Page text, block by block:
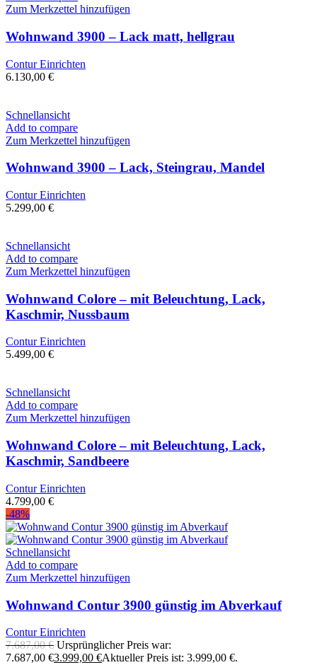
Zum Merkzettel hinzufügen
Wohnwand 3900 – Lack matt, hellgrau
Contur Einrichten
6.130,00 €
Schnellansicht
Add to compare
Zum Merkzettel hinzufügen
Wohnwand 3900 – Lack, Steingrau, Mandel
Contur Einrichten
5.299,00 €
Schnellansicht
Add to compare
Zum Merkzettel hinzufügen
Wohnwand Colore – mit Beleuchtung, Lack,
Kaschmir, Nussbaum
Contur Einrichten
5.499,00 €
Schnellansicht
Add to compare
Zum Merkzettel hinzufügen
Wohnwand Colore – mit Beleuchtung, Lack,
Kaschmir, Sandbeere
Contur Einrichten
4.799,00 €
-48%
Schnellansicht
Add to compare
Zum Merkzettel hinzufügen
Wohnwand Contur 3900 günstig im Abverkauf
Contur Einrichten
7.687,00€ Ursprünglicher Preis war:
7.687,00 €3.999,00 €Aktueller Preis ist: 3.999,00 €.